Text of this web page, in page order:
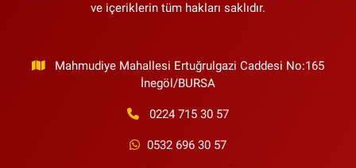
ve içeriklerin tüm hakları saklıdır.
Mahmudiye Mahallesi Ertuğrulgazi Caddesi No:165
İnegöl/BURSA
0224 715 30 57
0532 696 30 57